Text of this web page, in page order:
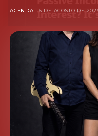
AGENDA 5 DE AGOSTO DE